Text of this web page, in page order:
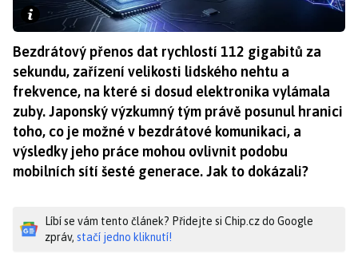
Bezdrátový přenos dat rychlostí 112 gigabitů za
sekundu, zařízení velikosti lidského nehtu a
frekvence, na které si dosud elektronika vylámala
zuby. Japonský výzkumný tým právě posunul hranici
toho, co je možné v bezdrátové komunikaci, a
výsledky jeho práce mohou ovlivnit podobu
mobilních sítí šesté generace. Jak to dokázali?
Líbí se vám tento článek? Přidejte si Chip.cz do Google
zpráv, stačí jedno kliknutí!